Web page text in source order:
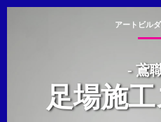
アートビル
- 鳶
足場施